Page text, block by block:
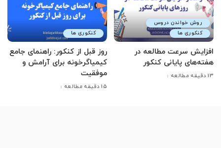
روش خواندن دروس
کنکوری ها
افزایش سرعت مطالعه در
هفته‌های پایانی کنکور
13 دقیقه مطالعه
کنکوری ها
روز قبل از کنکور: راهنمای جامع
کیمیاگرخونه برای آرامش و
موفقیت
15 دقیقه مطالعه